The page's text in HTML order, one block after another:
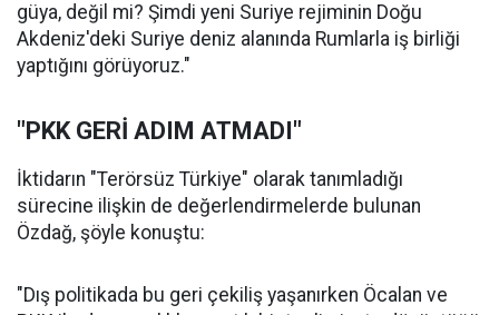
güya, değil mi? Şimdi yeni Suriye rejiminin Doğu
Akdeniz'deki Suriye deniz alanında Rumlarla iş birliği
yaptığını görüyoruz."
"PKK GERİ ADIM ATMADI"
İktidarın "Terörsüz Türkiye" olarak tanımladığı
sürecine ilişkin de değerlendirmelerde bulunan
Özdağ, şöyle konuştu:
"Dış politikada bu geri çekiliş yaşanırken Öcalan ve